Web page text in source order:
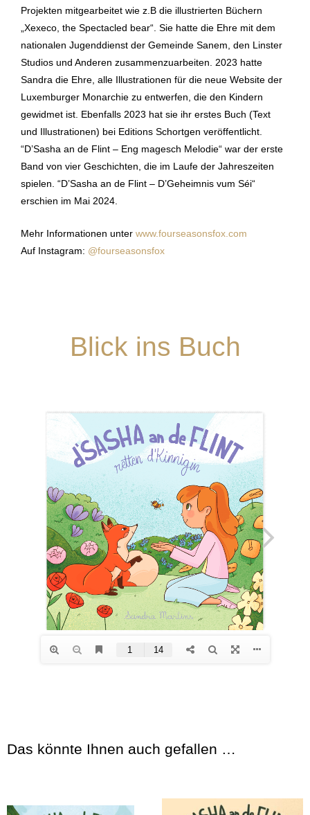
Projekten mitgearbeitet wie z.B die illustrierten Büchern
„Xexeco, the Spectacled bear“. Sie hatte die Ehre mit dem
nationalen Jugenddienst der Gemeinde Sanem, den Linster
Studios und Anderen zusammenzuarbeiten. 2023 hatte
Sandra die Ehre, alle Illustrationen für die neue Website der
Luxemburger Monarchie zu entwerfen, die den Kindern
gewidmet ist. Ebenfalls 2023 hat sie ihr erstes Buch (Text
und Illustrationen) bei Editions Schortgen veröffentlicht.
“D’Sasha an de Flint – Eng magesch Melodie“ war der erste
Band von vier Geschichten, die im Laufe der Jahreszeiten
spielen. “D’Sasha an de Flint – D’Geheimnis vum Séi“
erschien im Mai 2024.
Mehr Informationen unter www.fourseasonsfox.com
Auf Instagram: @fourseasonsfox
Blick ins Buch
Das könnte Ihnen auch gefallen …